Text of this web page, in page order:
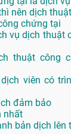
nên dịch
chứng tại
vụ dịch thuật
thuật công
viên có
đảm bảo
nhất
bản dịch lên